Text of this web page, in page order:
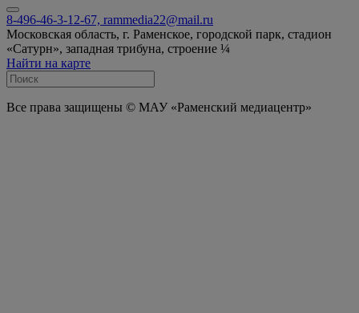
8-496-46-3-12-67, rammedia22@mail.ru
Московская область, г. Раменское, городской парк, стадион
«Сатурн», западная трибуна, строение ¼
Найти на карте
Все права защищены © МАУ «Раменский медиацентр»